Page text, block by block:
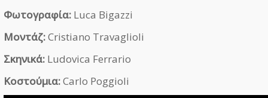
Φωτογραφία: Luca Bigazzi
Μοντάζ:Cristiano Travaglioli
Σκηνικά: Ludovica Ferrario
Κοστούμια:Carlo Poggioli